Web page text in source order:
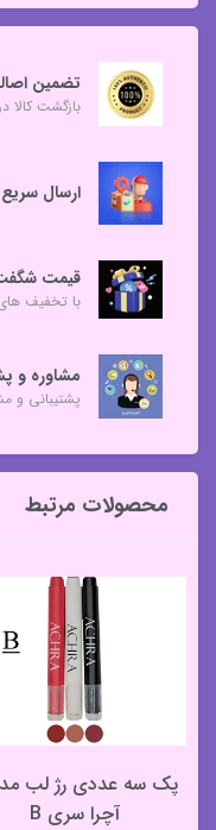
تضمین
بازگشت
ارسال
قیمت
با تخفیف
مشاوره و
پشتیبانی و
محصولات مرتبط
پک سه عددی رژ لب
آچرا سری B